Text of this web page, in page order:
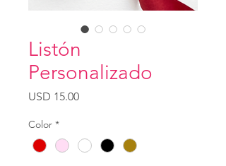
Listón
Personalizado
USD 15.00Precio
Color *